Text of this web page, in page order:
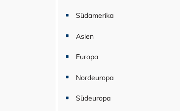
Südamerika
Asien
Europa
Nordeuropa
Südeuropa